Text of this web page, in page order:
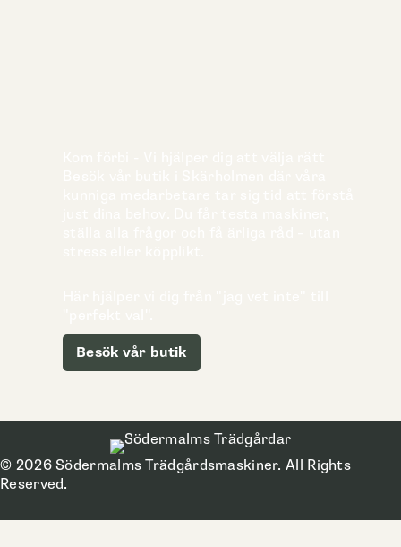
Besök vår butik
© 2026 Södermalms Trädgårdsmaskiner. All Rights
Reserved.